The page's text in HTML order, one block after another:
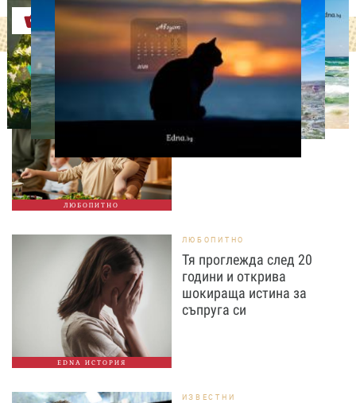
Оферти
ЛЮБОПИТНО
ЛЮБОПИТНО
Тайната на добрата
вечеря не се крие в
сложната рецепта
EDNA ИСТОРИЯ
ЛЮБОПИТНО
Тя проглежда след 20
години и открива
шокираща истина за
съпруга си
ИЗВЕСТНИ